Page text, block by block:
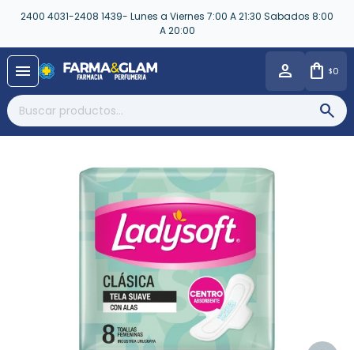
2400 4031-2408 1439- Lunes a Viernes 7:00 A 21:30 Sabados 8:00
A 20:00
menu $0